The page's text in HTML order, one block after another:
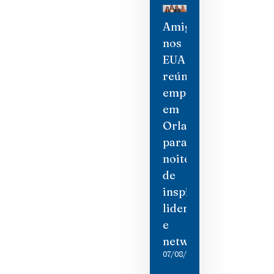
Amigas
nos
EUA
reúne
empresárias
em
Orlando
para
noite
de
inspiração,
liderança
e
networking
07/08/2026